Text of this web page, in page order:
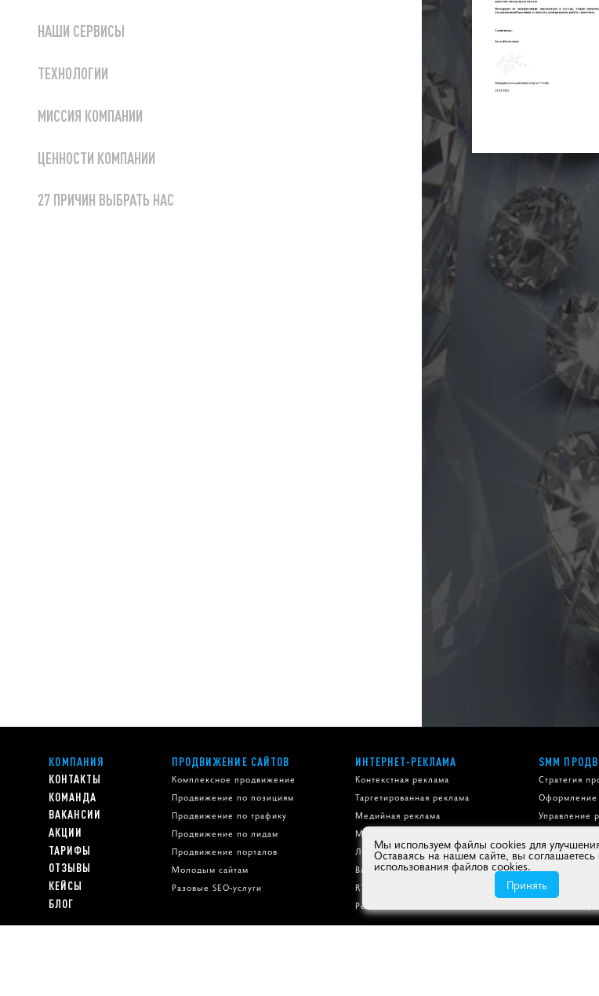
НАШИ СЕРВИСЫ
ТЕХНОЛОГИИ
МИССИЯ КОМПАНИИ
ЦЕННОСТИ КОМПАНИИ
27 ПРИЧИН ВЫБРАТЬ НАС
КОМПАНИЯ
КОНТАКТЫ
КОМАНДА
ВАКАНСИИ
АКЦИИ
ТАРИФЫ
ОТЗЫВЫ
КЕЙСЫ
БЛОГ
ПРОДВИЖЕНИЕ САЙТОВ
Комплексное продвижение
Продвижение по позициям
Продвижение по трафику
Продвижение по лидам
Продвижение порталов
Молодым сайтам
Разовые SEO-услуги
ИНТЕРНЕТ-РЕКЛАМА
Контекстная реклама
Таргетированная реклама
Медийная реклама
Мобильная реклама
Лидогенерация
Видеореклама
RTB реклама
Ретаргетинг
SMM
Стратегия
Оформление
Управление
КОНТЕНТ
Копирайтинг
Мы используем файлы cookies для
Оставаясь на нашем сайте, вы соглашаетесь
использования файлов cookies.
Принять